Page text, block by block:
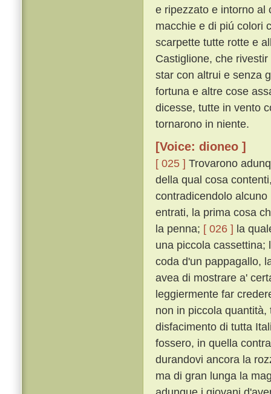
e ripezzato e intorno al
macchie e di piú colori
scarpette tutte rotte e
Castiglione, che
star con altrui e senza
fortuna e altre cose
dicesse, tutte in vento
tornarono in niente.
[Voice: dioneo ]
[ 025 ] Trovarono
della qual cosa
contradicendolo
entrati, la prima cosa
la penna; [ 026 ] la
una piccola cassettina;
coda d'un pappagallo,
avea di mostrare a'
leggiermente far
non in piccola
disfacimento di tutta
fossero, in quella
durandovi ancora la
ma di gran lunga la